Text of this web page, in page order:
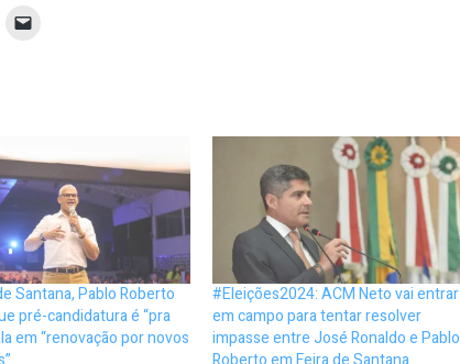
Santana, Pablo Roberto
pré-candidatura é “pra
em “renovação por novos
#Eleições2024: ACM Neto vai entrar
em campo para tentar resolver
impasse entre José Ronaldo e Pablo